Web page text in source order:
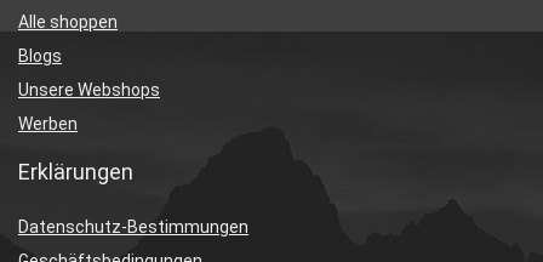
Alle shoppen
Blogs
Unsere Webshops
Werben
Erklärungen
Datenschutz-Bestimmungen